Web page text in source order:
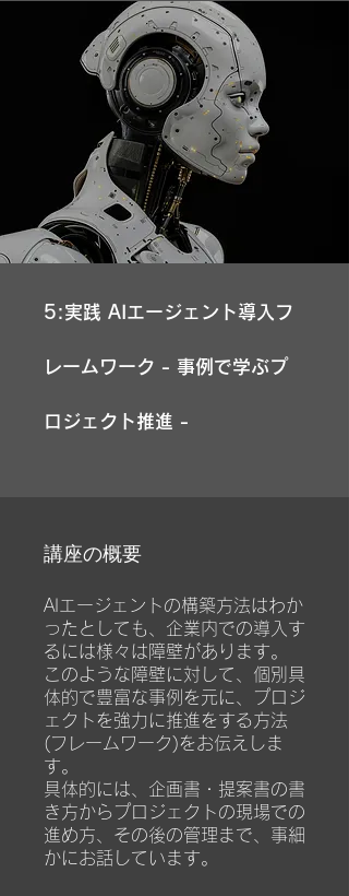
5:実践 AIエージェント導入フ
レームワーク - 事例で学ぶプ
ロジェクト推進 -
講座の概要
AIエージェントの構築方法はわか
ったとしても、企業内での導入す
るには様々は障壁があります。
このような障壁に対して、個別具
体的で豊富な事例を元に、プロジ
ェクトを強力に推進をする方法
(フレームワーク)をお伝えしま
す。
具体的には、企画書・提案書の書
き方からプロジェクトの現場での
進め方、その後の管理まで、​事細
かにお話しています。